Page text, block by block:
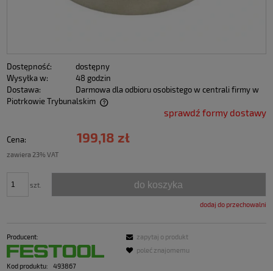
Dostępność:
dostępny
Wysyłka w:
48 godzin
Dostawa:
Darmowa dla odbioru osobistego w centrali firmy w
Piotrkowie Trybunalskim
sprawdź formy dostawy
Cena: 199,18 zł
zawiera 23% VAT
szt. do koszyka
dodaj do przechowalni
Producent:
Kod produktu: 493867
zapytaj o produkt
poleć znajomemu